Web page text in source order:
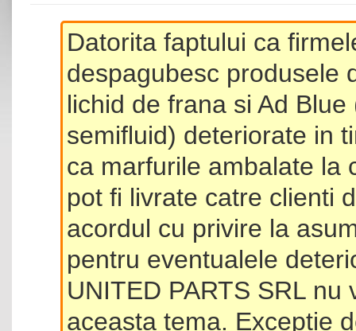
Datorita faptului ca
despagubesc produsele
lichid de frana si Ad
semifluid) deteriorate in
ca marfurile ambalate la
pot fi livrate catre clienti
acordul cu privire la
pentru eventualele
UNITED PARTS SRL
aceasta tema. Exceptie